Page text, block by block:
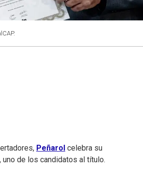
Peñarol celebra su
de los candidatos al título.